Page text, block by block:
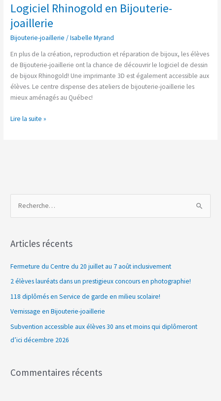
Logiciel Rhinogold en Bijouterie-
joaillerie
Bijouterie-joaillerie /Isabelle Myrand
En plus de la création, reproduction et réparation de bijoux, les élèves
de Bijouterie-joaillerie ont la chance de découvrir le logiciel de dessin
de bijoux Rhinogold! Une imprimante 3D est également accessible aux
élèves. Le centre dispense des ateliers de bijouterie-joaillerie les
mieux aménagés au Québec!
Logiciel
Rhinogold
en
Bijouterie-
Lire la suite »
h
h
e
r
Articles récents
Fermeture du Centre du 20 juillet au 7 août inclusivement
2 élèves lauréats dans un prestigieux concours en photographie!
118 diplômés en Service de garde en milieu scolaire!
Vernissage en Bijouterie-joaillerie
Subvention accessible aux élèves 30 ans et moins qui diplômeront
d’ici décembre 2026
Commentaires récents